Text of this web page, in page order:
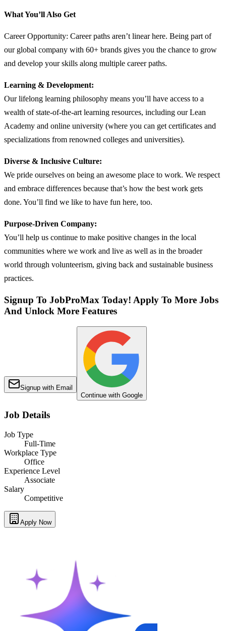
What You’ll Also Get
Career Opportunity: Career paths aren’t linear here. Being part of
our global company with 60+ brands gives you the chance to grow
and develop your skills along multiple career paths.
Learning & Development:
Our lifelong learning philosophy means you’ll have access to a
wealth of state-of-the-art learning resources, including our Lean
Academy and online university (where you can get certificates and
specializations from renowned colleges and universities).
Diverse & Inclusive Culture:
We pride ourselves on being an awesome place to work. We respect
and embrace differences because that’s how the best work gets
done. You’ll find we like to have fun here, too.
Purpose-Driven Company:
You’ll help us continue to make positive changes in the local
communities where we work and live as well as in the broader
world through volunteerism, giving back and sustainable business
practices.
Signup To JobProMax Today! Apply To More Jobs
And Unlock More Features
Signup with Email
Continue with Google
Job Details
Job Type
Full-Time
Workplace Type
Office
Experience Level
Associate
Salary
Competitive
Apply Now